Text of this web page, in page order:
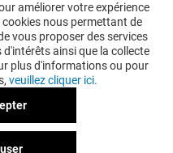
31/08/26
améliorer votre expérience
nous permettant de
vous proposer des services
ainsi que la collecte
plus d'informations ou pour
veuillez cliquer ici.